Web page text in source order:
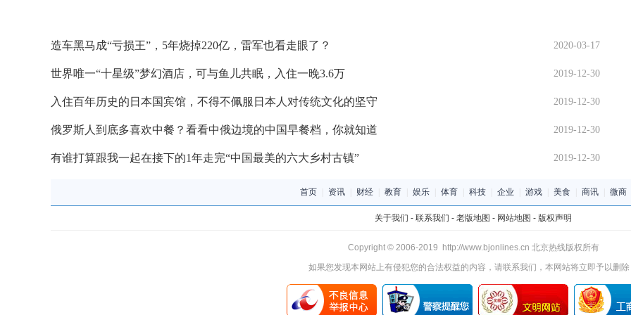
2020-03-17
造车黑马成“亏损王”，5年烧掉220亿，雷军也看走眼了？
2019-12-30
世界唯一“十星级”梦幻酒店，可与鱼儿共眠，入住一晚3.6万
2019-12-30
入住百年历史的日本国宾馆，不得不佩服日本人对传统文化的坚守
2019-12-30
俄罗斯人到底多喜欢中餐？看看中俄边境的中国早餐档，你就知道
2019-12-30
有谁打算跟我一起在接下的1年走完“中国最美的六大乡村古镇”
首页 资讯 财经 教育 娱乐 体育 科技 企业 游戏 美食 商讯 微商
关于我们 - 联系我们 - 老版地图 - 网站地图 - 版权声明
Copyright © 2006-2019 http://www.bjonlines.cn 北京热线版权所有
如果您发现本网站上有侵犯您的合法权益的内容，请联系我们，本网站将立即予以删除